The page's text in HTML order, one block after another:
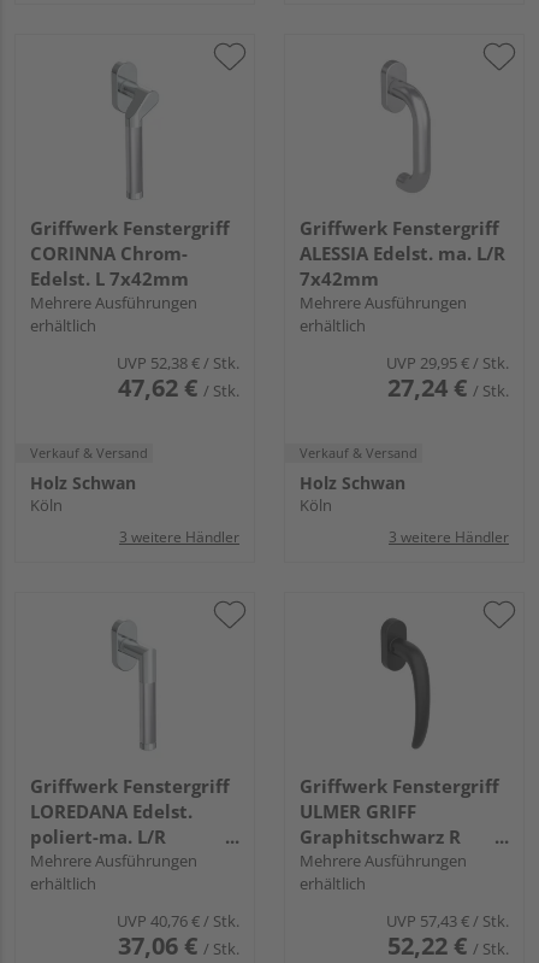
Griffwerk Fenstergriff
CORINNA Chrom-
Edelst. L 7x42mm
Mehrere Ausführungen
erhältlich
UVP 52,38 €/ Stk.
47,62 € / Stk.
Verkauf & Versand
Holz Schwan
Köln
3 weitere Händler
Griffwerk Fenstergriff
ALESSIA Edelst. ma. L/R
7x42mm
Mehrere Ausführungen
erhältlich
UVP 29,95 €/ Stk.
27,24 € / Stk.
Verkauf & Versand
Holz Schwan
Köln
3 weitere Händler
Griffwerk Fenstergriff
LOREDANA Edelst.
poliert-ma. L/R
7x42mm
Mehrere Ausführungen
erhältlich
UVP 40,76 €/ Stk.
37,06 € / Stk.
Griffwerk Fenstergriff
ULMER GRIFF
Graphitschwarz R
7x32mm
Mehrere Ausführungen
erhältlich
UVP 57,43 €/ Stk.
52,22 € / Stk.